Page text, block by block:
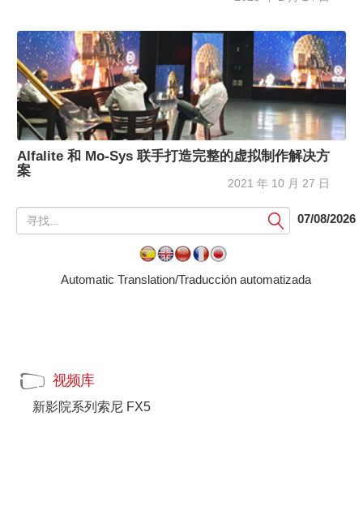
Alfalite 和 Mo-Sys 联手打造完整的虚拟制作解决方
案
2021 年 10 月 27 日
提
交
07/08/2026
Automatic Translation/Traducción automatizada
视频库
新影院系列索尼 FX5